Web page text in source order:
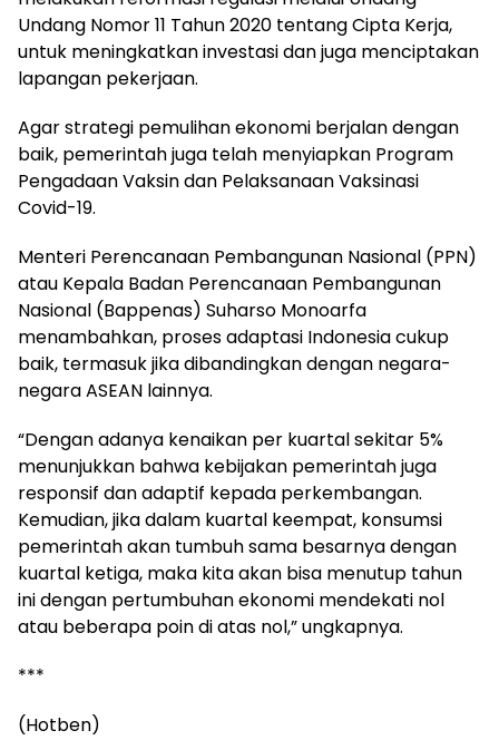
Undang Nomor 11 Tahun 2020 tentang Cipta Kerja,
untuk meningkatkan investasi dan juga menciptakan
lapangan pekerjaan.
Agar strategi pemulihan ekonomi berjalan dengan
baik, pemerintah juga telah menyiapkan Program
Pengadaan Vaksin dan Pelaksanaan Vaksinasi
Covid-19.
Menteri Perencanaan Pembangunan Nasional (PPN)
atau Kepala Badan Perencanaan Pembangunan
Nasional (Bappenas) Suharso Monoarfa
menambahkan, proses adaptasi Indonesia cukup
baik, termasuk jika dibandingkan dengan negara-
negara ASEAN lainnya.
“Dengan adanya kenaikan per kuartal sekitar 5%
menunjukkan bahwa kebijakan pemerintah juga
responsif dan adaptif kepada perkembangan.
Kemudian, jika dalam kuartal keempat, konsumsi
pemerintah akan tumbuh sama besarnya dengan
kuartal ketiga, maka kita akan bisa menutup tahun
ini dengan pertumbuhan ekonomi mendekati nol
atau beberapa poin di atas nol,” ungkapnya.
***
(Hotben)